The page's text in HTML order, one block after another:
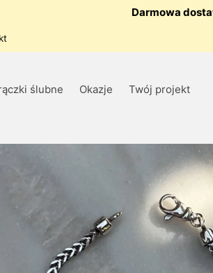
Darmowa
ślubne Okazje Twój projekt